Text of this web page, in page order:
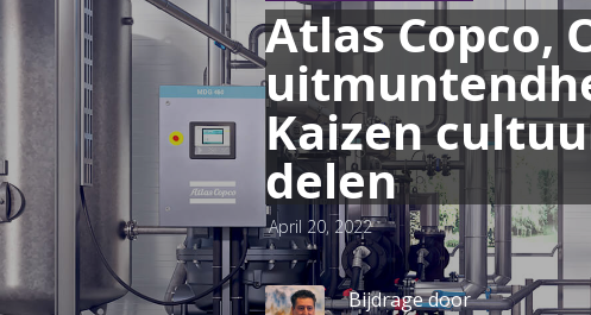
Atlas Copco,
Kaizen
delen
April 20, 2022
Bijdrage door